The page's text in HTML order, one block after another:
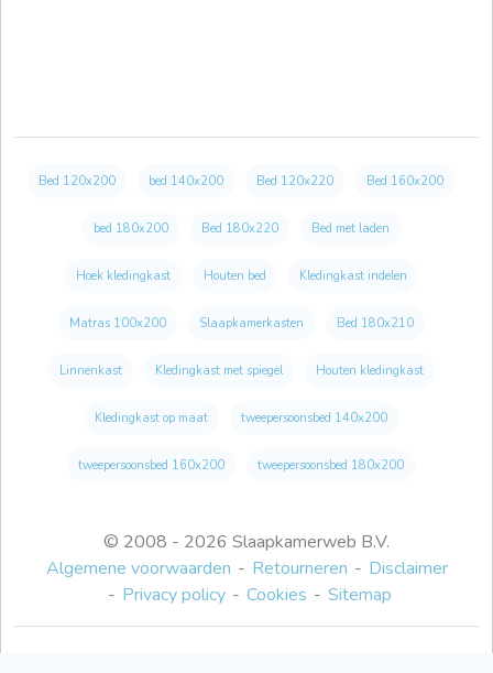
© 2008 - 2026 Slaapkamerweb B.V.
Algemene voorwaarden
Retourneren
Disclaimer
Privacy policy
Cookies Sitemap
Bed 120x200 bed 140x200 Bed 120x220 Bed 160x200
bed 180x200 Bed 180x220 Bed met laden
Hoek kledingkast Houten bed Kledingkast indelen
Matras 100x200 Slaapkamerkasten Bed 180x210
Linnenkast Kledingkast met spiegel Houten kledingkast
Kledingkast op maat tweepersoonsbed 140x200
tweepersoonsbed 160x200 tweepersoonsbed 180x200